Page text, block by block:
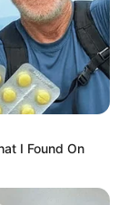
I Found On